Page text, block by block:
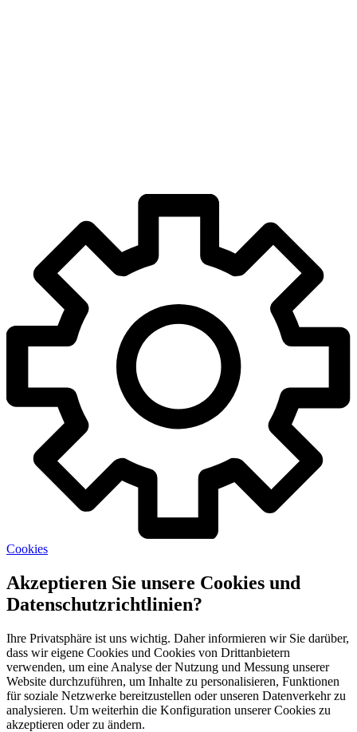
Cookies
Akzeptieren Sie unsere Cookies und
Datenschutzrichtlinien?
Ihre Privatsphäre ist uns wichtig. Daher informieren wir Sie darüber,
dass wir eigene Cookies und Cookies von Drittanbietern
verwenden, um eine Analyse der Nutzung und Messung unserer
Website durchzuführen, um Inhalte zu personalisieren, Funktionen
für soziale Netzwerke bereitzustellen oder unseren Datenverkehr zu
analysieren. Um weiterhin die Konfiguration unserer Cookies zu
akzeptieren oder zu ändern.